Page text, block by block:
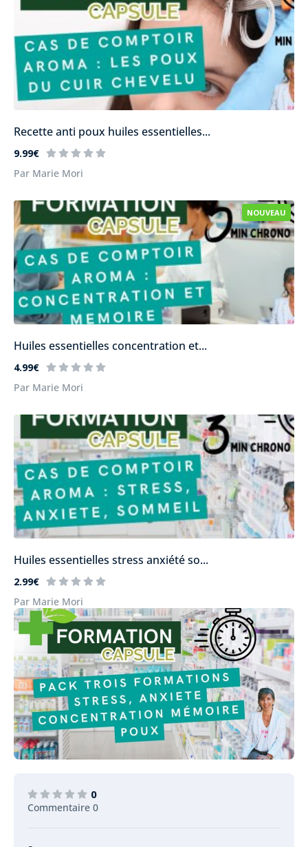
Recette anti poux huiles essentielles...
9.99€
Par Marie Mori
NOUVEAU
Huiles essentielles concentration et...
4.99€
Par Marie Mori
Huiles essentielles stress anxiété so...
2.99€
Par Marie Mori
0
Commentaire 0